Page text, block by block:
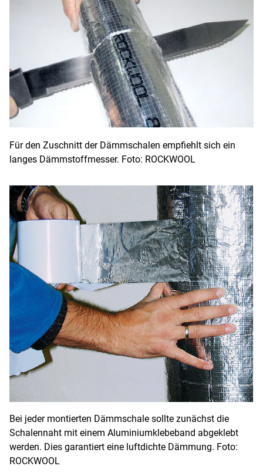
Für den Zuschnitt der Dämmschalen empfiehlt sich ein
langes Dämmstoffmesser. Foto: ROCKWOOL
Bei jeder montierten Dämmschale sollte zunächst die
Schalennaht mit einem Aluminiumklebeband abgeklebt
werden. Dies garantiert eine luftdichte Dämmung. Foto:
ROCKWOOL